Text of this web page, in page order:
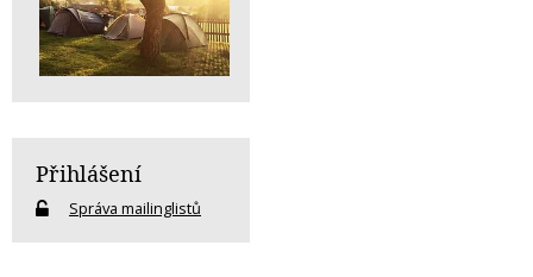
Přihlášení
Správa mailinglistů